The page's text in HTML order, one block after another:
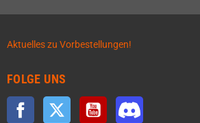
Aktuelles zu Vorbestellungen!
FOLGE UNS
Facebook Twitter YouTube